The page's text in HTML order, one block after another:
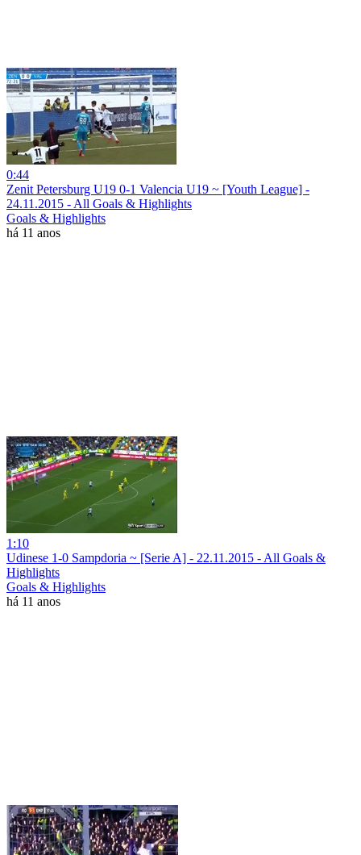
0:44
Zenit Petersburg U19 0-1 Valencia U19 ~ [Youth League] -
24.11.2015 - All Goals & Highlights
Goals & Highlights
há 11 anos
1:10
Udinese 1-0 Sampdoria ~ [Serie A] - 22.11.2015 - All Goals &
Highlights
Goals & Highlights
há 11 anos